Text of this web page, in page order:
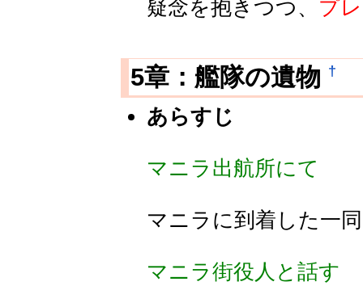
疑念を抱きつつ、 プ
5章：艦隊の遺物 †
あらすじ
マニラ出航所にて
マニラに到着した一
マニラ街役人と話す